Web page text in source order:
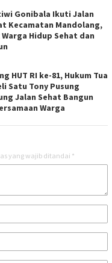
Gonibala Ikuti Jalan
Kecamatan Mandolang,
Warga Hidup Sehat dan
HUT RI ke-81, Hukum Tua
Satu Tony Pusung
Jalan Sehat Bangun
Warga
yang wajib ditandai *